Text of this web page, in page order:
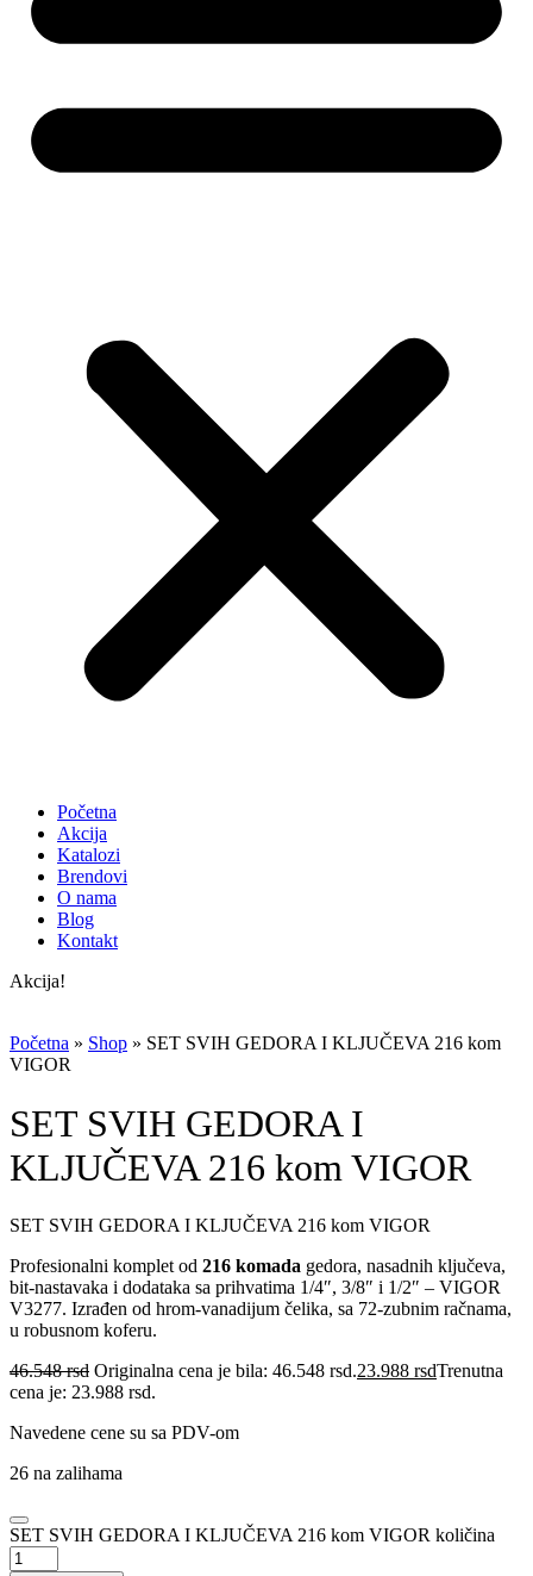
Početna
Akcija
Katalozi
Brendovi
O nama
Blog
Kontakt
Akcija!
Početna » Shop » SET SVIH GEDORA I KLJUČEVA 216 kom
VIGOR
SET SVIH GEDORA I
KLJUČEVA 216 kom VIGOR
SET SVIH GEDORA I KLJUČEVA 216 kom VIGOR
Profesionalni komplet od 216 komada gedora, nasadnih ključeva,
bit‑nastavaka i dodataka sa prihvatima 1/4″, 3/8″ i 1/2″ – VIGOR
V3277. Izrađen od hrom‑vanadijum čelika, sa 72‑zubnim račnama,
u robusnom koferu.
46.548rsd Originalna cena je bila: 46.548 rsd.23.988 rsdTrenutna
cena je: 23.988 rsd.
Navedene cene su sa PDV-om
26 na zalihama
SET SVIH GEDORA I KLJUČEVA 216 kom VIGOR količina